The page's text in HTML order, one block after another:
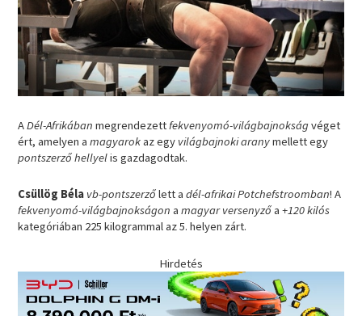
ADél-Afrikában megrendezettfekvenyomó-világbajnokságvéget
ért, amelyen amagyarokaz egy világbajnoki aranymellett egy
pontszerző hellyelis gazdagodtak.
Csüllög Béla vb-pontszerzőlett adél-afrikai Potchefstroomban! A
fekvenyomó-világbajnokságon amagyar versenyzőa+120 kilós
kategóriában 225 kilogrammal az 5. helyen zárt.
Hirdetés